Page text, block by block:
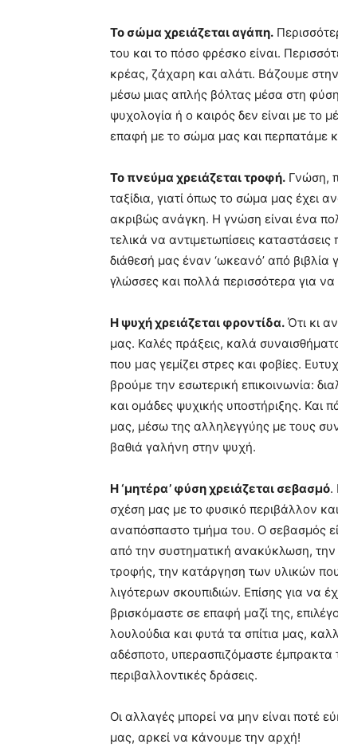
Το σώμα χρειάζεται αγάπη.
του και το πόσο φρέσκο είναι.
κρέας, ζάχαρη και αλάτι. Βάζουμε
μέσω μιας απλής βόλτας μέσα στη
ψυχολογία ή ο καιρός δεν είναι με το
επαφή με το σώμα μας και περπατάμε
Το πνεύμα χρειάζεται τροφή. Γνώση,
ταξίδια, γιατί όπως το σώμα μας έχει
ακριβώς ανάγκη. Η γνώση είναι ένα
τελικά να αντιμετωπίσεις
διάθεσή μας έναν ‘ωκεανό’ από βιβλία
γλώσσες και πολλά περισσότερα για να
Η ψυχή χρειάζεται φροντίδα. Ότι κι
μας. Καλές πράξεις, καλά
που μας γεμίζει στρες και φοβίες.
βρούμε την εσωτερική επικοινωνία:
και ομάδες ψυχικής υποστήριξης. Και
μας, μέσω της αλληλεγγύης με τους
βαθιά γαλήνη στην ψυχή.
Η ‘μητέρα’ φύση χρειάζεται σεβασμό.
σχέση μας με το φυσικό περιβάλλον
αναπόσπαστο τμήμα του. Ο σεβασμός
από την συστηματική ανακύκλωση,
τροφής, την κατάργηση των υλικών
λιγότερων σκουπιδιών. Επίσης για να
βρισκόμαστε σε επαφή μαζί της,
λουλούδια και φυτά τα σπίτια μας,
αδέσποτο, υπερασπιζόμαστε
περιβαλλοντικές δράσεις.
Οι αλλαγές μπορεί να μην είναι ποτέ
μας, αρκεί να κάνουμε την αρχή!